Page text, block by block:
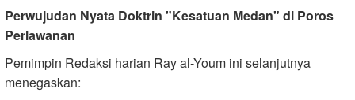
Perwujudan Nyata Doktrin "Kesatuan Medan" di Poros
Perlawanan
Pemimpin Redaksi harian Ray al-Youm ini selanjutnya
menegaskan: